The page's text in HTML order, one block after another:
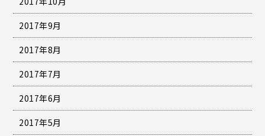
2017年9月
2017年8月
2017年7月
2017年6月
2017年5月